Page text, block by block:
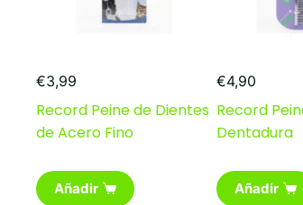
€3,99
Record Peine de Dientes
de Acero Fino
Añadir
€4,90
Record
Dentadura
Añadir